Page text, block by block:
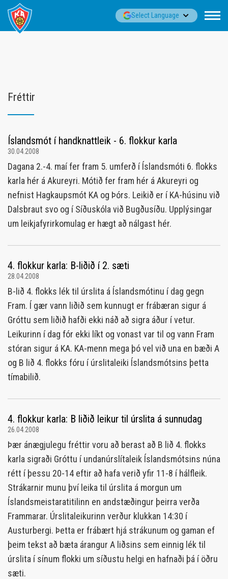
Fara
Select Language▼
Fréttir
Íslandsmót í handknattleik - 6. flokkur karla
30.04.2008
Dagana 2.-4. maí fer fram 5. umferð í Íslandsmóti 6. flokks
karla hér á Akureyri. Mótið fer fram hér á Akureyri og
nefnist Hagkaupsmót KA og Þórs. Leikið er í KA-húsinu við
Dalsbraut svo og í Síðuskóla við Bugðusíðu. Upplýsingar
um leikjafyrirkomulag er hægt að nálgast hér.
4. flokkur karla: B-liðið í 2. sæti
28.04.2008
B-lið 4. flokks lék til úrslita á Íslandsmótinu í dag gegn
Fram. Í gær vann liðið sem kunnugt er frábæran sigur á
Gróttu sem liðið hafði ekki náð að sigra áður í vetur.
Leikurinn í dag fór ekki líkt og vonast var til og vann Fram
stóran sigur á KA. KA-menn mega þó vel við una en bæði A
og B lið 4. flokks fóru í úrslitaleiki Íslandsmótsins þetta
tímabilið.
4. flokkur karla: B liðið leikur til úrslita á sunnudag
26.04.2008
Þær ánægjulegu fréttir voru að berast að B lið 4. flokks
karla sigraði Gróttu í undanúrslítaleik Íslandsmótsins núna
rétt í þessu 20-14 eftir að hafa verið yfir 11-8 í hálfleik.
Strákarnir munu því leika til úrslita á morgun um
Íslandsmeistaratitilinn en andstæðingur þeirra verða
Frammarar. Úrslitaleikurinn verður klukkan 14:30 í
Austurbergi. Þetta er frábært hjá strákunum og gaman ef
þeim tekst að bæta árangur A liðsins sem einnig lék til
úrslita í sínum flokki um síðustu helgi en hafnaði þá í öðru
sæti.